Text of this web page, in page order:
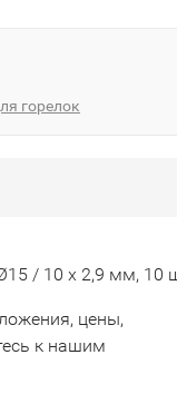
горелок
/ 10 x 2,9 мм, 10
цены,
к нашим